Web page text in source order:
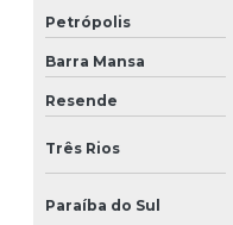
Petrópolis
Barra Mansa
Resende
Três Rios
Paraíba do Sul